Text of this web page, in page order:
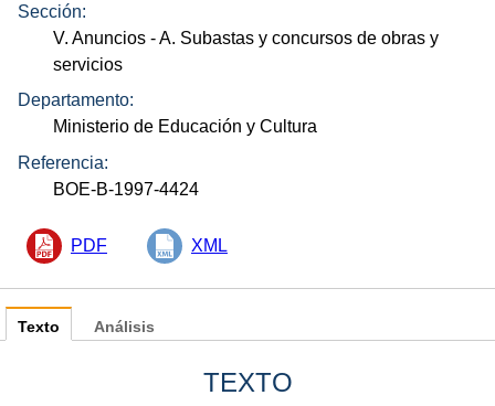
Sección:
V. Anuncios - A. Subastas y concursos de obras y
servicios
Departamento:
Ministerio de Educación y Cultura
Referencia:
BOE-B-1997-4424
PDF XML
Texto
TEXTO
Análisis